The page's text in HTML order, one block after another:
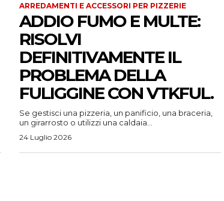
ARREDAMENTI E ACCESSORI PER PIZZERIE
ADDIO FUMO E MULTE:
RISOLVI
DEFINITIVAMENTE IL
PROBLEMA DELLA
FULIGGINE CON VTKFUL.
Se gestisci una pizzeria, un panificio, una braceria,
un girarrosto o utilizzi una caldaia...
24 Luglio 2026